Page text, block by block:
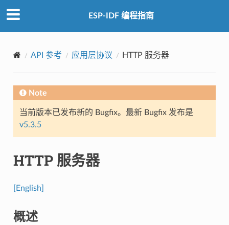
ESP-IDF 编程指南
API 参考 应用层协议 HTTP 服务器
Note
当前版本已发布新的 Bugfix。最新 Bugfix 发布是
v5.3.5
HTTP 服务器
[English]
概述